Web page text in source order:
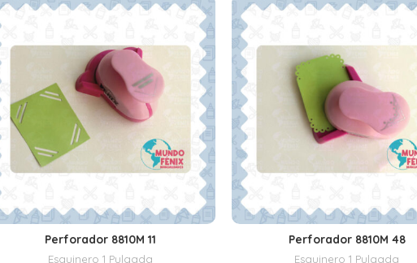
AÑADIR AL CARRITO
Perforador 8810M 11
Esquinero 1 Pulgada
AÑADIR AL CARRITO
Perforador 8810M 48
Esquinero 1 Pulgada